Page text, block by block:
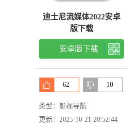
迪士尼流媒体2022安卓
版下载
安卓版下载
62 10
类型：影视导航
更新：2025-10-21 20:52:44